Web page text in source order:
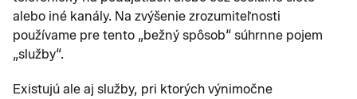
alebo iné kanály. Na zvýšenie zrozumiteľnosti
používame pre tento „bežný spôsob“ súhrnne pojem
„služby“.
Existujú ale aj služby, pri ktorých výnimočne